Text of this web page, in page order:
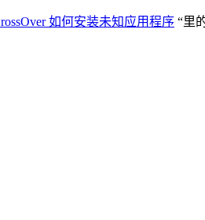
如何安装未知应用程序 “里